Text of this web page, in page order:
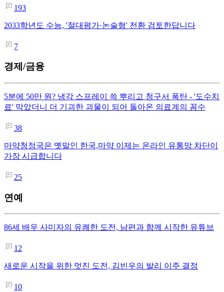
193
2033학년도 수능, '절대평가·논술형' 전환 검토한답니다
7
경제/금융
5분에 50만 원? 냉각 스프레이 쓱 뿌리고 청구서 폭탄 - '도수치
료' 막았더니 더 기괴한 괴물이 되어 돌아온 의료계의 꼼수
38
마약청정국은 옛말인 한국,마약 이제는 온라인 유통망 차단이
가장 시급합니다
25
연예
86세 배우 사미자의 유쾌한 도전, 남편과 함께 시작한 유튜브
12
새로운 시작을 위한 멋진 도전, 김빈우의 발리 이주 결정
10